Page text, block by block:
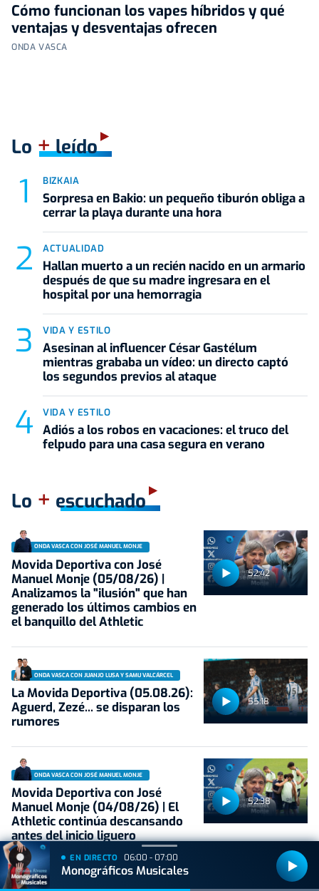
Cómo funcionan los vapes híbridos y qué
ventajas y desventajas ofrecen
ONDA VASCA
Lo +leído
BIZKAIA
Sorpresa en Bakio: un pequeño tiburón obliga a
cerrar la playa durante una hora
ACTUALIDAD
Hallan muerto a un recién nacido en un armario
después de que su madre ingresara en el
hospital por una hemorragia
VIDA Y ESTILO
Asesinan al influencer César Gastélum
mientras grababa un vídeo: un directo captó
los segundos previos al ataque
VIDA Y ESTILO
Adiós a los robos en vacaciones: el truco del
felpudo para una casa segura en verano
Lo + escuchado
52:42
ONDA VASCA CON JOSÉ MANUEL MONJE
Movida Deportiva con José
Manuel Monje (05/08/26) |
Analizamos la "ilusión" que han
generado los últimos cambios en
el banquillo del Athletic
55:18
ONDA VASCA CON JUANJO LUSA Y SAMU VALCÁRCEL
La Movida Deportiva (05.08.26):
Aguerd, Zezé... se disparan los
rumores
52:38
ONDA VASCA CON JOSÉ MANUEL MONJE
Movida Deportiva con José
Manuel Monje (04/08/26) | El
Athletic continúa descansando
antes del inicio liguero
LAS MAÑANAS DE ONDA VASCA
EN DIRECTO 06:00 - 07:00
Monográficos Musicales